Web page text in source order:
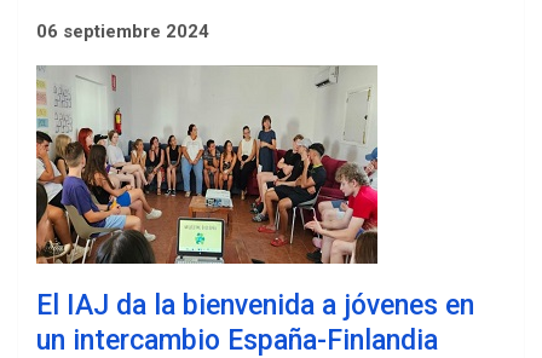
06 septiembre 2024
El IAJ da la bienvenida a jóvenes en
un intercambio España-Finlandia